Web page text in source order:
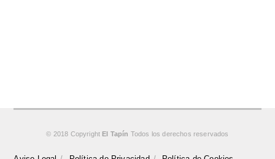
© 2018 Copyright El Tapín Todos los derechos reservados